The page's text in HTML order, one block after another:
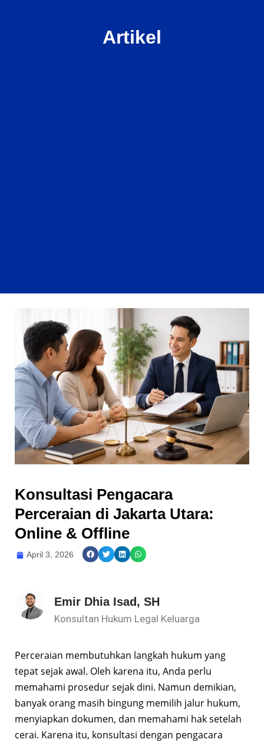
Artikel
Konsultasi Pengacara
Perceraian di Jakarta Utara:
Online & Offline
April 3, 2026
Emir Dhia Isad, SH
Konsultan Hukum Legal Keluarga
Perceraian membutuhkan langkah hukum yang
tepat sejak awal. Oleh karena itu, Anda perlu
memahami prosedur sejak dini. Namun demikian,
banyak orang masih bingung memilih jalur hukum,
menyiapkan dokumen, dan memahami hak setelah
cerai. Karena itu, konsultasi dengan pengacara